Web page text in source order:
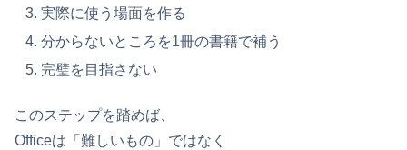
実際に使う場面を作る
分からないところを1冊の書籍で補う
完璧を目指さない
このステップを踏めば、
Officeは「難しいもの」ではなく